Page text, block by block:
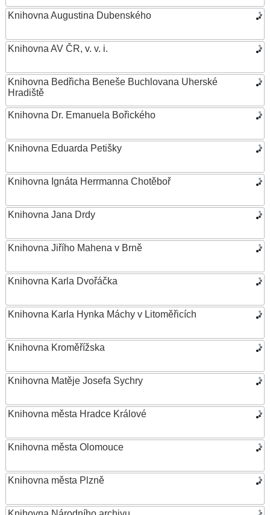
Knihovna Augustina Dubenského
Knihovna AV ČR, v. v. i.
Knihovna Bedřicha Beneše Buchlovana Uherské
Hradiště
Knihovna Dr. Emanuela Bořického
Knihovna Eduarda Petišky
Knihovna Ignáta Herrmanna Chotěboř
Knihovna Jana Drdy
Knihovna Jiřího Mahena v Brně
Knihovna Karla Dvořáčka
Knihovna Karla Hynka Máchy v Litoměřicích
Knihovna Kroměřížska
Knihovna Matěje Josefa Sychry
Knihovna města Hradce Králové
Knihovna města Olomouce
Knihovna města Plzně